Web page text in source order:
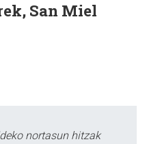
San Miel
nortasun hitzak